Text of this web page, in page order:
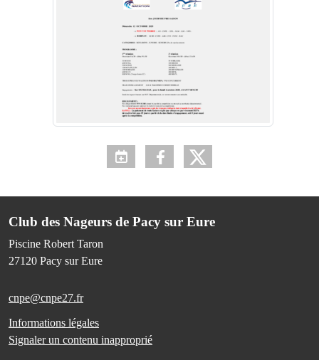
Club des Nageurs de Pacy sur Eure
Piscine Robert Taron
27120 Pacy sur Eure
cnpe@cnpe27.fr
Informations légales
Signaler un contenu inapproprié